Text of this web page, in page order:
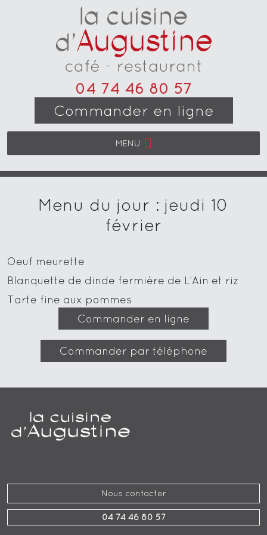
04 74 46 80 57
Commander en ligne
MENU
Menu du jour : jeudi 10
février
Oeuf meurette
Blanquette de dinde fermière de L’Ain et riz
Tarte fine aux pommes
Commander en ligne
Commander par téléphone
Nous contacter
04 74 46 80 57